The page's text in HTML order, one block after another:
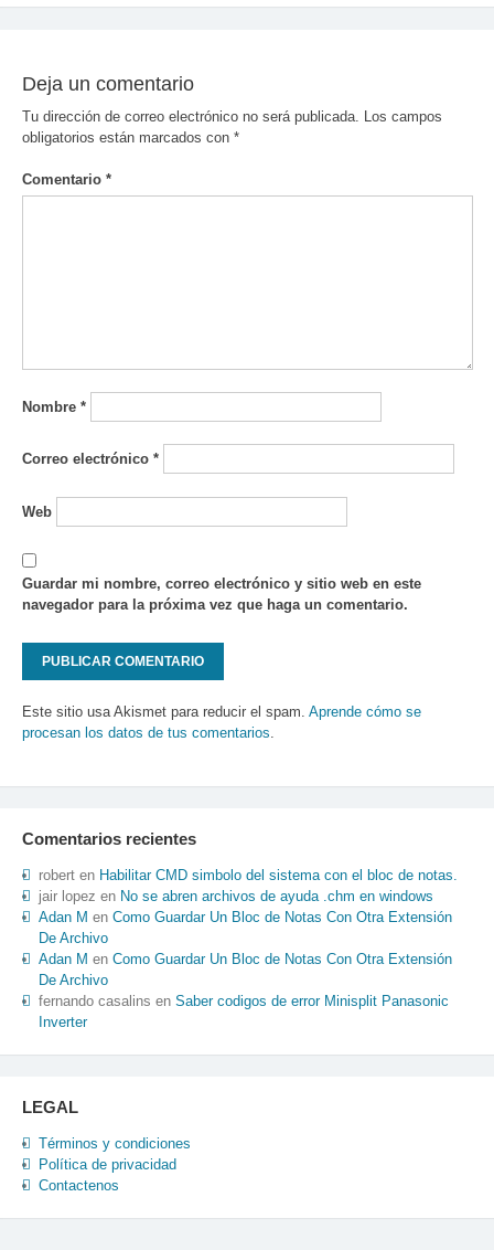
Deja un comentario
Tu dirección de correo electrónico no será publicada.
Los campos
obligatorios están marcados con *
Comentario *
Nombre *
Correo electrónico *
Web
Guardar mi nombre, correo electrónico y sitio web en este
navegador para la próxima vez que haga un comentario.
Este sitio usa Akismet para reducir el spam. Aprende cómo se
procesan los datos de tus comentarios.
Comentarios recientes
roberten Habilitar CMD simbolo del sistema con el bloc de notas.
jair lopez en No se abren archivos de ayuda .chm en windows
Adan M en Como Guardar Un Bloc de Notas Con Otra Extensión
De Archivo
Adan M en Como Guardar Un Bloc de Notas Con Otra Extensión
De Archivo
fernando casalins en Saber codigos de error Minisplit Panasonic
Inverter
LEGAL
Términos y condiciones
Política de privacidad
Contactenos